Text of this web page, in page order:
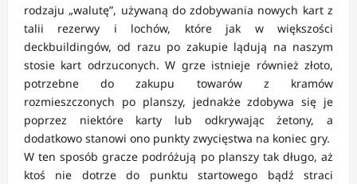
rodzaju „walutę”, używaną do zdobywania nowych kart z
talii rezerwy i lochów, które jak w większości
deckbuildingów, od razu po zakupie lądują na naszym
stosie kart odrzuconych. W grze istnieje również złoto,
potrzebne do zakupu towarów z kramów
rozmieszczonych po planszy, jednakże zdobywa się je
poprzez niektóre karty lub odkrywając żetony, a
dodatkowo stanowi ono punkty zwycięstwa na koniec gry.
W ten sposób gracze podróżują po planszy tak długo, aż
ktoś nie dotrze do punktu startowego bądź straci